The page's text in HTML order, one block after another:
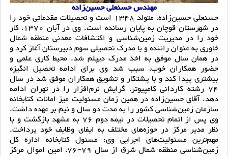
مهندس حسنعلی حسین‌زاده
حسنعلی حسین‌زاده، متولد 1348 است و تحصیلات مقدماتی خود را
در شهرستان قوچان به پایان رسانده است. وی در آبان 1370، کار
خود را در مدیریت زمین‌شناسی و اکتشافات معدنی منطقه شمال‌
خاوری به عنوان راننده و با مدرک تحصیلی سوم دبیرستان آغاز کرد و
در همان سال موفق به اخذ مدرک دیپلم شد. محیط کاری علمی و
حضور همکاران خوب، سبب شد وی برای ادامه تحصیل انگیزه
بیشتری پیدا کند و با پشتکار و تشویق همکاران موفق شد در سال
74 رشته کاردانی کامپیوتر، گرایش نرم‌افزار را در تهران ادامه
دهد. آقای حسین‌زاده در همین زمان مسئولیت میز امانات کتابخانه
سازمان زمین‌شناسی کشور را به مدت دو سال و نیم بر عهده داشت.
وی پس از اتمام تحصیلات در نیمه دوم 76 به مشهد بازگشت و با
نظر مدیر مرکز در حوزه‌های مختلف به ایفای وظایف خود پرداخت.
مهم‌ترین مسئولیت‌های اجرایی وی: مسئول کتابخانه اداره کل
زمین‌شناسی منطقه شمال شرق از سال 79-76، امین اموال مرکز